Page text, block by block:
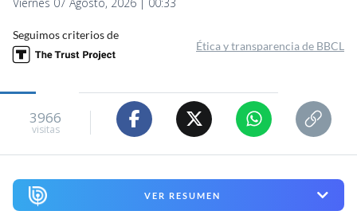
Seguimos criterios de
Ética y transparencia de BBCL
3966
visitas
VER RESUMEN